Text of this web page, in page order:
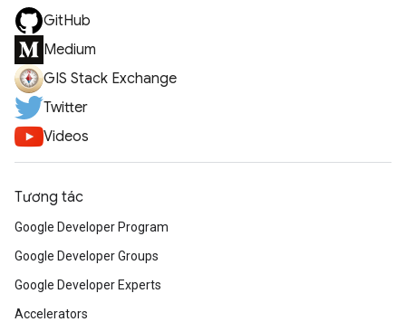
GitHub
Medium
GIS Stack Exchange
Twitter
Videos
Tương tác
Google Developer Program
Google Developer Groups
Google Developer Experts
Accelerators